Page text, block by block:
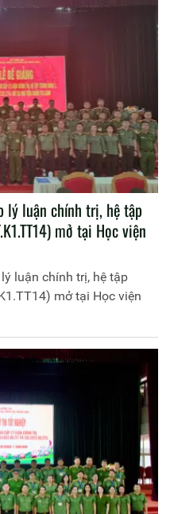
lý luận chính trị, hệ tập
mở tại Học viện
luận chính trị, hệ tập
mở tại Học viện